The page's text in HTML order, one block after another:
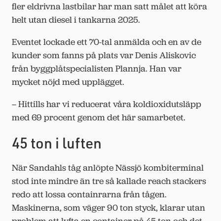
fler eldrivna lastbilar har man satt målet att köra
helt utan diesel i tankarna 2025.
Eventet lockade ett 70-tal anmälda och en av de
kunder som fanns på plats var Denis Aliskovic
från byggplåtspecialisten Plannja. Han var
mycket nöjd med upplägget.
– Hittills har vi reducerat våra koldioxidutsläpp
med 69 procent genom det här samarbetet.
45 ton i luften
När Sandahls tåg anlöpte Nässjö kombiterminal
stod inte mindre än tre så kallade reach stackers
redo att lossa containrarna från tågen.
Maskinerna, som väger 90 ton styck, klarar utan